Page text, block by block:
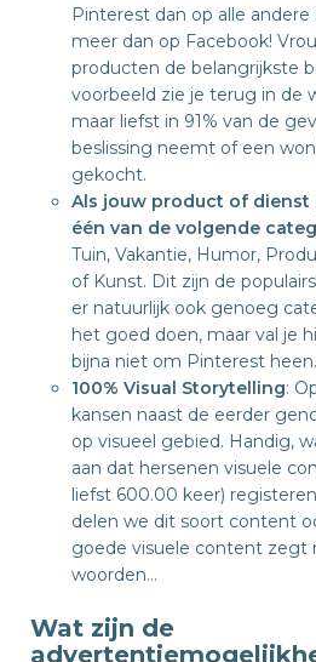
Pinterest dan op alle andere
meer dan op Facebook!
producten de belangrijkste
voorbeeld zie je terug in de
maar liefst in 91% van de
beslissing neemt of een
gekocht.
Als jouw product of dienst
één van de volgende
Tuin, Vakantie, Humor,
of Kunst. Dit zijn de
er natuurlijk ook genoeg
het goed doen, maar val je
bijna niet om Pinterest heen.
100% Visual Storytelling:
kansen naast de eerder
op visueel gebied. Handig,
aan dat hersenen visuele
liefst 600.00 keer)
delen we dit soort content
goede visuele content zegt
woorden…
Wat zijn de